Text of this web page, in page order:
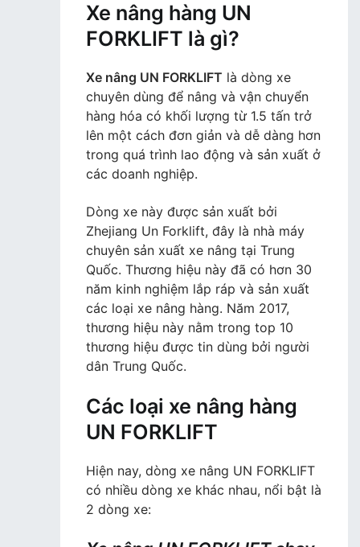
Xe nâng hàng UN
FORKLIFT là gì?
Xe nâng UN FORKLIFT là dòng xe
chuyên dùng để nâng và vận chuyển
hàng hóa có khối lượng từ 1.5 tấn trở
lên một cách đơn giản và dễ dàng hơn
trong quá trình lao động và sản xuất ở
các doanh nghiệp.
Dòng xe này được sản xuất bởi
Zhejiang Un Forklift, đây là nhà máy
chuyên sản xuất xe nâng tại Trung
Quốc. Thương hiệu này đã có hơn 30
năm kinh nghiệm lắp ráp và sản xuất
các loại xe nâng hàng. Năm 2017,
thương hiệu này nằm trong top 10
thương hiệu được tin dùng bởi người
dân Trung Quốc.
Các loại xe nâng hàng
UN FORKLIFT
Hiện nay, dòng xe nâng UN FORKLIFT
có nhiều dòng xe khác nhau, nổi bật là
2 dòng xe: